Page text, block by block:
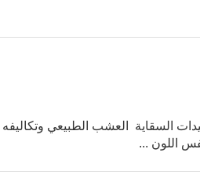
السقاية العشب الطبيعي
اللون ...